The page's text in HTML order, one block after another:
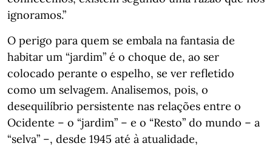
ignoramos.”
O perigo para quem se embala na fantasia de
habitar um “jardim” é o choque de, ao ser
colocado perante o espelho, se ver refletido
como um selvagem. Analisemos, pois, o
desequilíbrio persistente nas relações entre o
Ocidente – o “jardim” – e o “Resto” do mundo – a
“selva” –, desde 1945 até à atualidade,